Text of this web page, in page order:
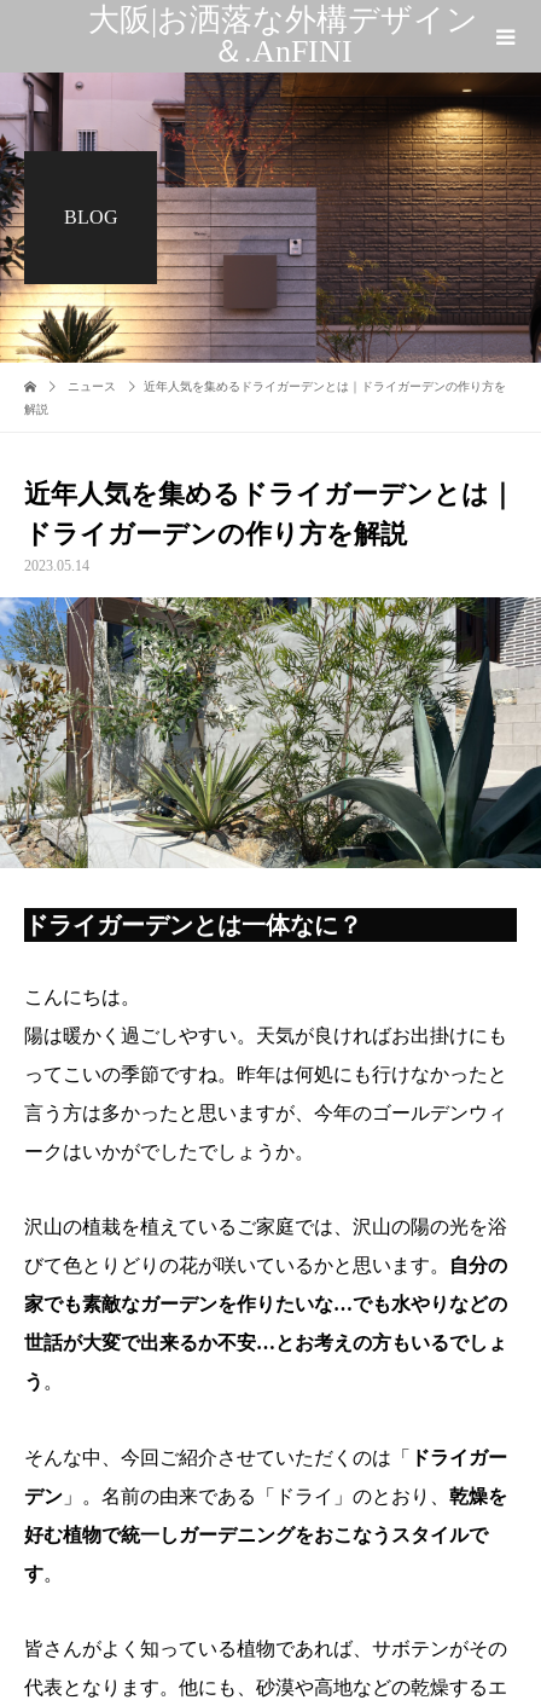
大阪|お洒落な外構デザイン
＆.AnFINI
BLOG
ニュース
近年人気を集めるドライガーデンとは｜ドライガーデンの作り方を
解説
近年人気を集めるドライガーデンとは｜
ドライガーデンの作り方を解説
2023.05.14
ドライガーデンとは一体なに？
こんにちは。
陽は暖かく過ごしやすい。天気が良ければお出掛けにも
ってこいの季節ですね。昨年は何処にも行けなかったと
言う方は多かったと思いますが、今年のゴールデンウィ
ークはいかがでしたでしょうか。
沢山の植栽を植えているご家庭では、沢山の陽の光を浴
びて色とりどりの花が咲いているかと思います。
自分の
家でも素敵なガーデンを作りたいな…でも水やりなどの
世話が大変で出来るか不安…とお考えの方もいるでしょ
う 。
そんな中、今回ご紹介させていただくのは「
ドライガー
デン 」。名前の由来である「ドライ」のとおり、 乾燥を
好む植物で統一しガーデニングをおこなうスタイルで
す。
皆さんがよく知っている植物であれば、サボテンがその
代表となります。他にも、砂漠や高地などの乾燥するエ